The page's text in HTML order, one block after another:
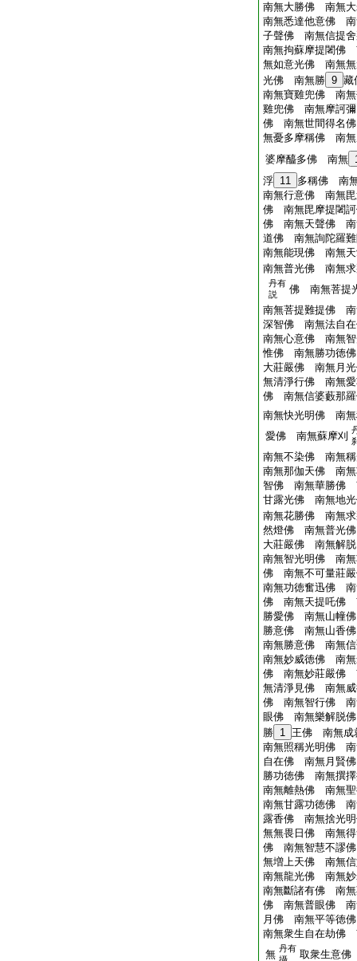
南無大勝佛 南無
南無悉達他意佛
子聲佛 南無信提
南無拘蘇摩提闍佛
無如意光佛 南無
光佛 南無勝 9 藏
南無寶雞兜佛 南
雞兜佛 南無摩訶
佛 南無世間得名
無憂多摩稱佛 南
婆摩醯多佛 南無
浮 11 多稱佛 南
南無行意佛 南無
佛 南無毘摩提闍
佛 南無天聲佛 南
道佛 南無詢陀羅
南無能現佛 南無
南無普光佛 南無
丹有
説
佛 南無菩提
南無菩提難提佛
深智佛 南無法自
南無心意佛 南無
惟佛 南無勝功徳
大莊嚴佛 南無月
無清淨行佛 南無
佛 南無信婆藪那
南無快光明佛 南無
愛佛 南無蘇摩刈
南無不染佛 南無
南無那伽天佛 南
智佛 南無華勝佛
甘露光佛 南無地
南無花勝佛 南無求
然燈佛 南無普光
大莊嚴佛 南無解
南無智光明佛 南
佛 南無不可量莊
南無功徳奮迅佛
佛 南無天提吒佛
勝愛佛 南無山幢
勝意佛 南無山香
南無勝意佛 南無
南無妙威徳佛 南
佛 南無妙莊嚴佛
無清淨見佛 南無
佛 南無智行佛 南
眼佛 南無樂解脱
勝 1 王佛 南無成
南無照稱光明佛
自在佛 南無月賢
勝功徳佛 南無撰
南無離熱佛 南無
南無甘露功徳佛
露香佛 南無捨光
無無畏日佛 南無
佛 南無智慧不謬
無増上天佛 南無
南無龍光佛 南無
南無斷諸有佛 南
佛 南無普眼佛 南
月佛 南無平等徳
南無衆生自在劫佛
無 丹有 取衆生意